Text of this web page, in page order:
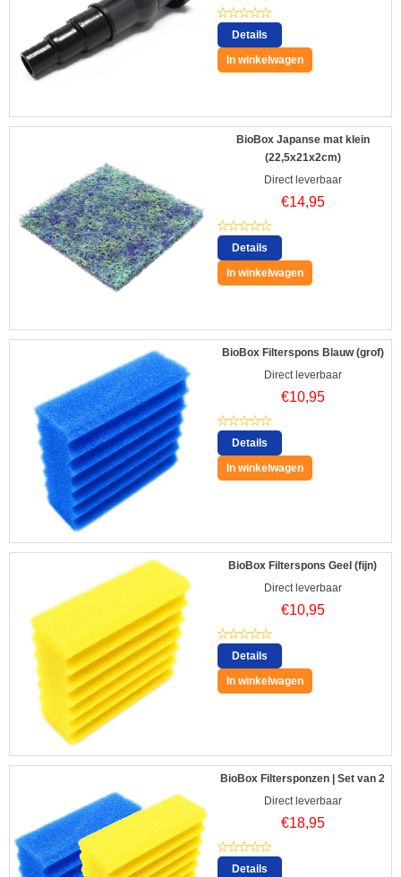
Details
In winkelwagen
BioBox Japanse mat klein
(22,5x21x2cm)
Direct leverbaar
€14,95
Details
In winkelwagen
BioBox Filterspons Blauw (grof)
Direct leverbaar
€10,95
Details
In winkelwagen
BioBox Filterspons Geel (fijn)
Direct leverbaar
€10,95
Details
In winkelwagen
BioBox Filtersponzen | Set van 2
Direct leverbaar
€18,95
Details